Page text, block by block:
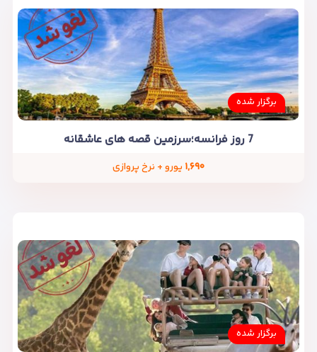
برگزار شده
7 روز فرانسه؛سرزمین قصه های عاشقانه
۱,۶۹۰ یورو + نرخ پروازی
برگزار شده